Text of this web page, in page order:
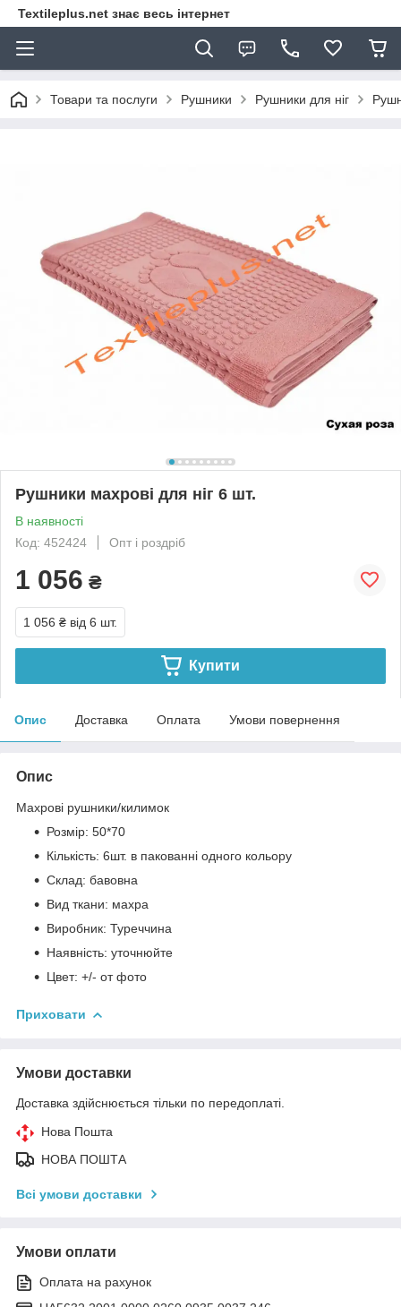
Textileplus.net знає весь інтернет
Товари та послуги Рушники Рушники для ніг
Рушники махрові для ніг 6 шт.
В наявності
Код: 452424
Опт і роздріб
1 056 ₴
1 056 ₴ від 6 шт.
Купити
Опис Доставка Оплата Умови повернення
Опис
Махрові рушники/килимок
Розмір: 50*70
Кількість: 6шт. в пакованні одного кольору
Склад: бавовна
Вид ткани: махра
Виробник: Туреччина
Наявність: уточнюйте
Цвет: +/- от фото
Приховати
Умови доставки
Доставка здійснюється тільки по передоплаті.
Нова Пошта
НОВА ПОШТА
Всі умови доставки
Умови оплати
Оплата на рахунок